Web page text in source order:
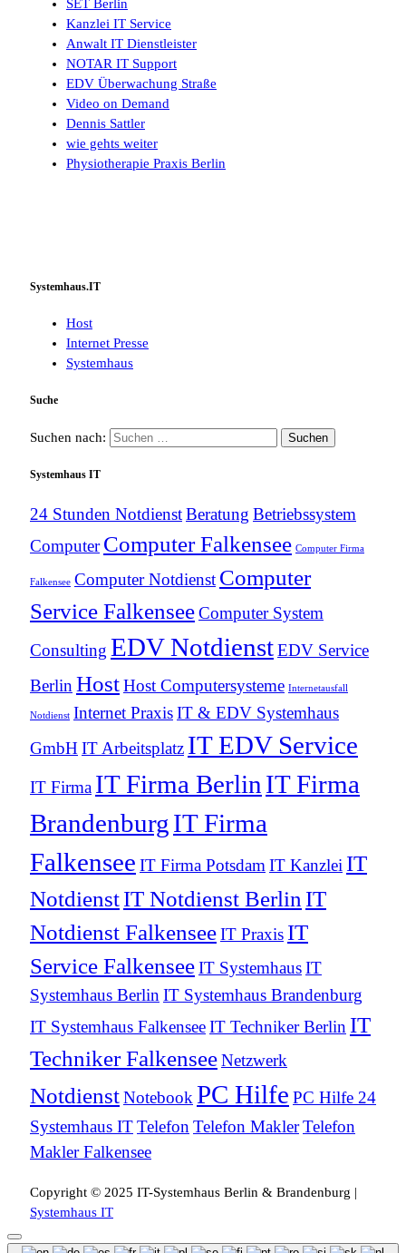
SET Berlin
Kanzlei IT Service
Anwalt IT Dienstleister
NOTAR IT Support
EDV Überwachung Straße
Video on Demand
Dennis Sattler
wie gehts weiter
Physiotherapie Praxis Berlin
Systemhaus.IT
Host
Internet Presse
Systemhaus
Suche
Suchen nach:
Systemhaus IT
24 Stunden NotdienstBeratung Betriebssystem
Computer Computer Falkensee Computer Firma
Falkensee Computer Notdienst Computer
Service FalkenseeComputer System
Consulting EDV NotdienstEDV Service
Berlin HostHost Computersysteme Internetausfall
Notdienst Internet PraxisIT & EDV Systemhaus
GmbH IT Arbeitsplatz IT EDV Service
IT Firma IT Firma Berlin IT Firma
BrandenburgIT Firma
Falkensee IT Firma Potsdam IT Kanzlei IT
NotdienstIT Notdienst Berlin IT
Notdienst FalkenseeIT Praxis IT
Service FalkenseeIT SystemhausIT
Systemhaus Berlin IT Systemhaus Brandenburg
IT Systemhaus FalkenseeIT Techniker Berlin IT
Techniker FalkenseeNetzwerk
NotdienstNotebook PC Hilfe PC Hilfe 24
Systemhaus ITTelefon Telefon MaklerTelefon
Makler Falkensee
Copyright © 2025 IT-Systemhaus Berlin & Brandenburg |
Systemhaus IT